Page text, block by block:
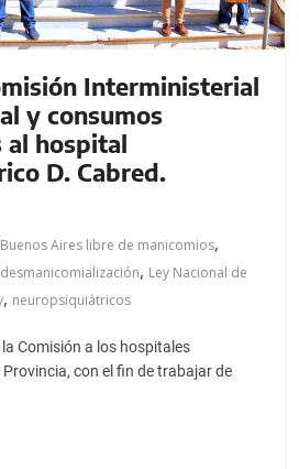
Interministerial
y consumos
al hospital
D. Cabred.
Buenos Aires libre de manicomios,
desmanicomialización, Ley Nacional de
, neuropsiquiátricos
Comisión a los hospitales
con el fin de trabajar de